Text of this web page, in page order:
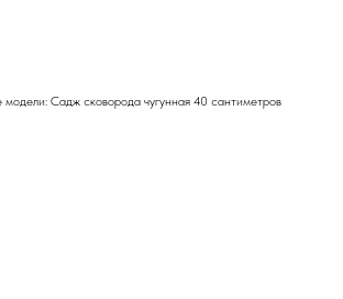
Садж сковорода чугунная 40 сантиметров